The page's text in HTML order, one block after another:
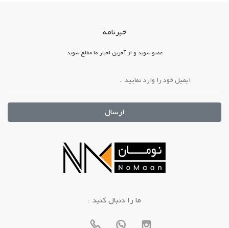
خبرنامه
عضو شوید و از آخرین اخبار ما مطلع شوید
ارسال
: ما را دنبال کنید